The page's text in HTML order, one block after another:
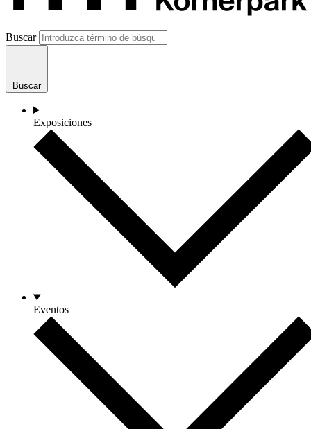
Buscar
Buscar
Exposiciones
Eventos